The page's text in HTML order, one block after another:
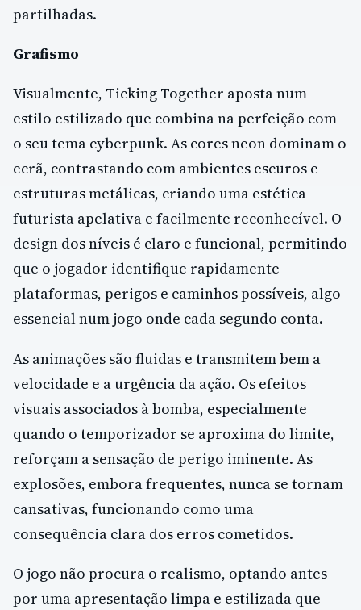
partilhadas.
Grafismo
Visualmente, Ticking Together aposta num
estilo estilizado que combina na perfeição com
o seu tema cyberpunk. As cores neon dominam o
ecrã, contrastando com ambientes escuros e
estruturas metálicas, criando uma estética
futurista apelativa e facilmente reconhecível. O
design dos níveis é claro e funcional, permitindo
que o jogador identifique rapidamente
plataformas, perigos e caminhos possíveis, algo
essencial num jogo onde cada segundo conta.
As animações são fluidas e transmitem bem a
velocidade e a urgência da ação. Os efeitos
visuais associados à bomba, especialmente
quando o temporizador se aproxima do limite,
reforçam a sensação de perigo iminente. As
explosões, embora frequentes, nunca se tornam
cansativas, funcionando como uma
consequência clara dos erros cometidos.
O jogo não procura o realismo, optando antes
por uma apresentação limpa e estilizada que